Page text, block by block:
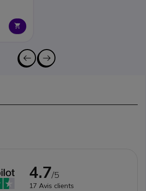
4.7/5
17 Avis clients